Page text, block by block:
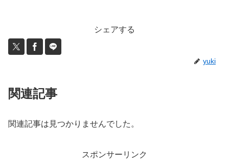
シェアする
yuki
関連記事
関連記事は見つかりませんでした。
スポンサーリンク